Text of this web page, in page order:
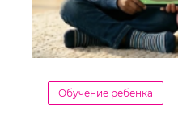
Обучение ребенка